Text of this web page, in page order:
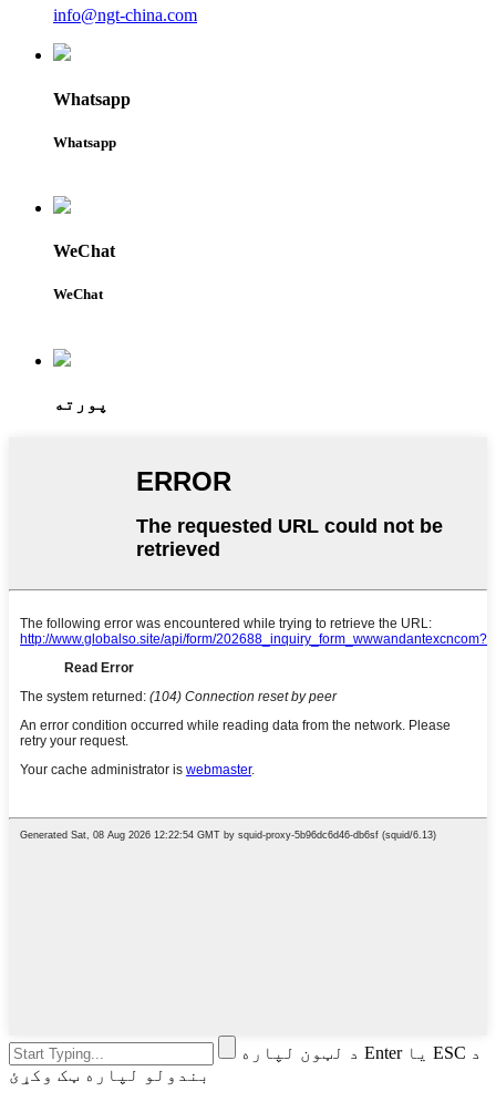
info@ngt-china.com
Whatsapp
Whatsapp
WeChat
WeChat
پورته
د لټون لپاره Enter یا ESC د
بندولو لپاره ټک وکړئ